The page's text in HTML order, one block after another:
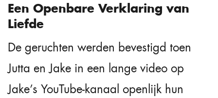
Een Openbare Verklaring van
Liefde
De geruchten werden bevestigd toen
Jutta en Jake in een lange video op
Jake’s YouTube-kanaal openlijk hun